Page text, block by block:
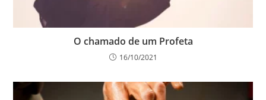
O chamado de um Profeta
16/10/2021